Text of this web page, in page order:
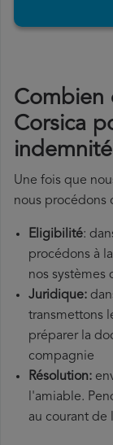
Combien
Corsica
Une fois que
nous procédons
Eligibilité:
procédons à
nos systèmes
Juridique:
transmettons
préparer la
compagnie
Résolution:
l'amiable.
au courant de